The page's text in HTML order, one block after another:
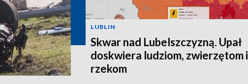
LUBLIN
Skwar nad Lubelszczyzną. Upał
doskwiera ludziom, zwierzętom i
rzekom